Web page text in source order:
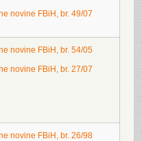
novine FBiH, br. 49/07
novine FBiH, br. 54/05
novine FBiH, br. 27/07
novine FBiH, br. 26/98